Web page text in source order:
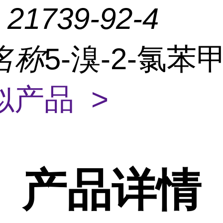
21739-92-4
称5-溴-2-氯苯
产品 >
产品详情